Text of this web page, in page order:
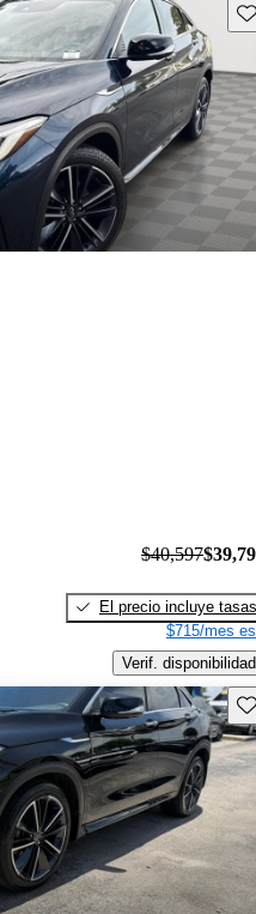
$40,597
El precio incluye tasas
$715/mes
Verif. disponibilidad